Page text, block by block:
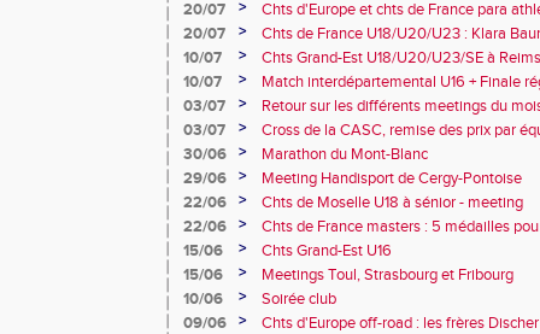
20/07
>
Chts d'Europe et chts de France para
champion d'Europe et multiples
20/07 >
Chts de France U18/U20/U23 : Klara
10e
10/07 >
Chts Grand-Est U18/U20/U23/SE à
10/07
>
Match interdépartemental U16 + Finale
Obernai
03/07 >
Retour sur les différents meetings du
03/07
>
Cross de la CASC, remise des prix par
collèges
30/06 >
Marathon du Mont-Blanc
29/06
>
Meeting Handisport de Cergy-Pontoise
22/06
>
Chts de Moselle U18 à sénior - meeting
22/06
>
Chts de France masters : 5 médailles
15/06
>
Chts Grand-Est U16
15/06
>
Meetings Toul, Strasbourg et Fribourg
10/06
>
Soirée club
09/06
>
Chts d'Europe off-road : les frères